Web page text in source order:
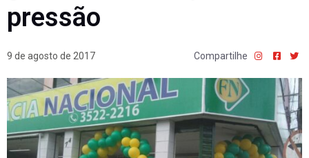
pressão
9 de agosto de 2017 Compartilhe